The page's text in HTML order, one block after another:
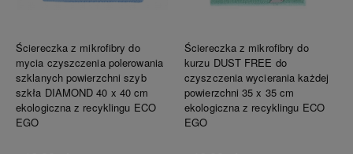
Ściereczka z mikrofibry do
mycia czyszczenia polerowania
szklanych powierzchni szyb
szkła DIAMOND 40 x 40 cm
ekologiczna z recyklingu ECO
EGO
Ściereczka z mikrofibry do
kurzu DUST FREE do
czyszczenia wycierania każdej
powierzchni 35 x 35 cm
ekologiczna z recyklingu ECO
EGO